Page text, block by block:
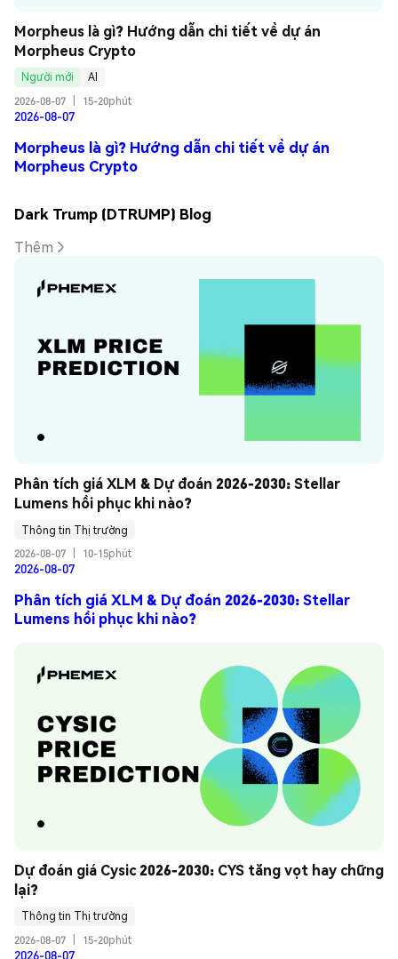
Morpheus là gì? Hướng dẫn chi tiết về dự án
Morpheus Crypto
Người mới
AI
2026-08-07
15-20phút
2026-08-07
Morpheus là gì? Hướng dẫn chi tiết về dự án
Morpheus Crypto
Dark Trump (DTRUMP) Blog
Thêm
Phân tích giá XLM & Dự đoán 2026-2030: Stellar
Lumens hồi phục khi nào?
Thông tin Thị trường
2026-08-07
10-15phút
2026-08-07
Phân tích giá XLM & Dự đoán 2026-2030: Stellar
Lumens hồi phục khi nào?
Dự đoán giá Cysic 2026-2030: CYS tăng vọt hay chững
lại?
Thông tin Thị trường
2026-08-07
15-20phút
2026-08-07